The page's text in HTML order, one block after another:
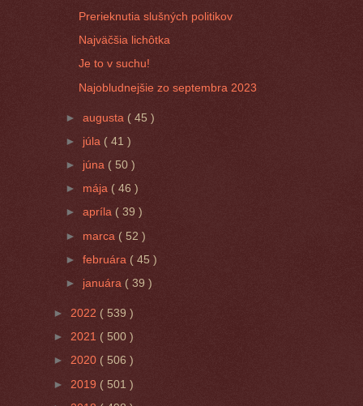
Prerieknutia slušných politikov
Najväčšia lichôtka
Je to v suchu!
Najobludnejšie zo septembra 2023
►augusta ( 45 )
► júla ( 41 )
► júna ( 50 )
► mája( 46 )
►apríla( 39 )
► marca ( 52 )
►februára ( 45 )
► januára ( 39 )
► 2022 ( 539 )
► 2021 ( 500 )
► 2020 ( 506 )
► 2019 ( 501 )